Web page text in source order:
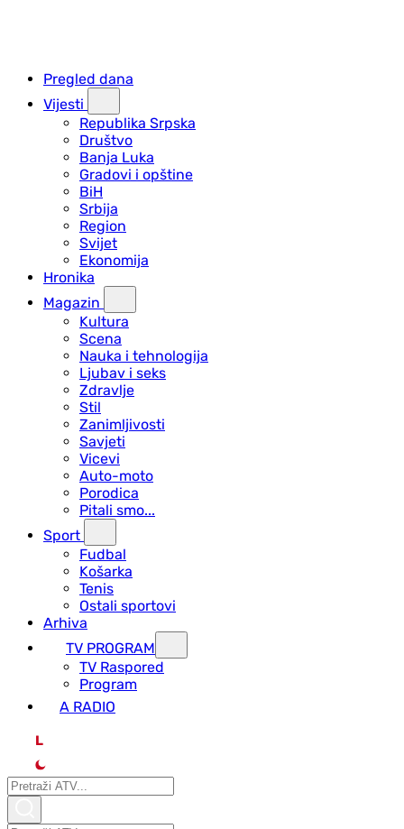
Pregled dana
Vijesti
Republika Srpska
Društvo
Banja Luka
Gradovi i opštine
BiH
Srbija
Region
Svijet
Ekonomija
Hronika
Magazin
Kultura
Scena
Nauka i tehnologija
Ljubav i seks
Zdravlje
Stil
Zanimljivosti
Savjeti
Vicevi
Auto-moto
Porodica
Pitali smo...
Sport
Fudbal
Košarka
Tenis
Ostali sportovi
Arhiva
TV PROGRAM
ТV Raspored
Program
A RADIO
L